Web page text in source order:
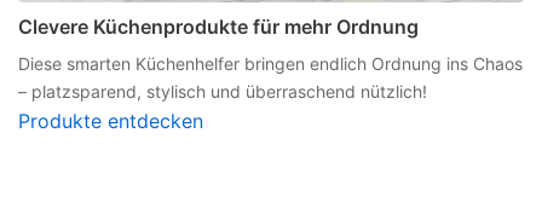
Clevere Küchenprodukte für mehr Ordnung
Diese smarten Küchenhelfer bringen endlich Ordnung ins Chaos
– platzsparend, stylisch und überraschend nützlich!
Produkte entdecken